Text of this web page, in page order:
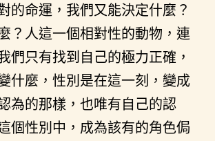
的命運，我們又能決定什麼？
？人這一個相對性的動物，連
們只有找到自己的極力正確，
什麼，性別是在這一刻，變成
為的那樣，也唯有自己的認
個性別中，成為該有的角色侷